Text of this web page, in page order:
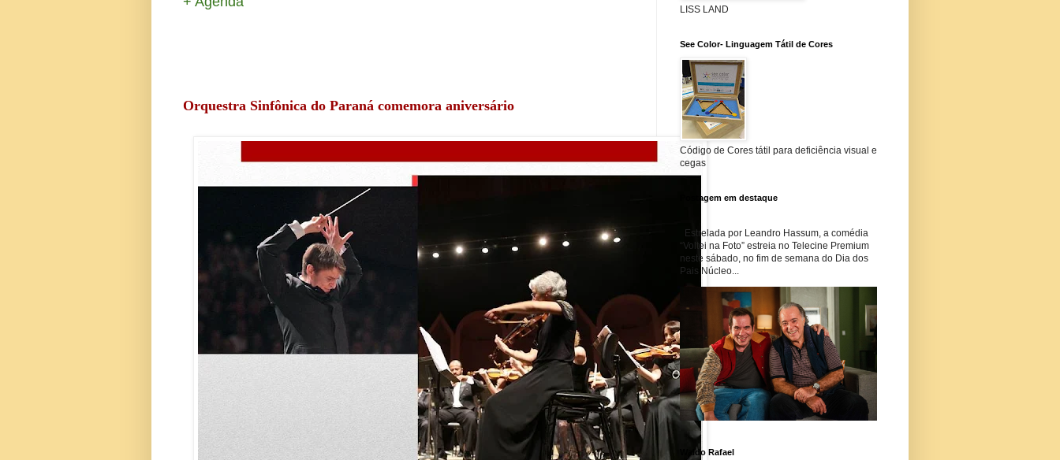
Orquestra Sinfônica do Paraná comemora aniversário
LISS LAND
See Color- Linguagem Tátil de Cores
Código de Cores tátil para deficiência visual e
cegas
Postagem em destaque
Estrelada por Leandro Hassum, a comédia
“Voltei na Foto” estreia no Telecine Premium
neste sábado, no fim de semana do Dia dos
Pais Núcleo...
Waldo Rafael